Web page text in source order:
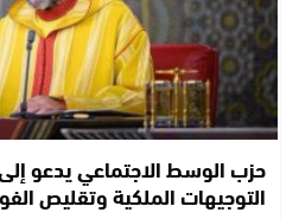
حزب الوسط الاجتماعي يدعو إلى
التوجيهات الملكية وتقليص